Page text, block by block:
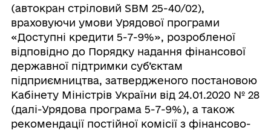
(автокран стріловий SBM 25-40/02),
враховуючи умови Урядової програми
«Доступні кредити 5-7-9%», розробленої
відповідно до Порядку надання фінансової
державної підтримки суб’єктам
підприємництва, затвердженого постановою
Кабінету Міністрів України від 24.01.2020 № 28
(далі-Урядова програма 5-7-9%), а також
рекомендації постійної комісії з фінансово-